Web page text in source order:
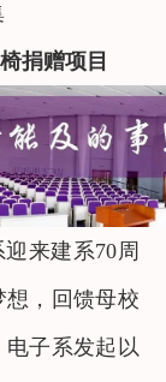
捐赠项目
来建系70周
，回馈母校
子系发起以